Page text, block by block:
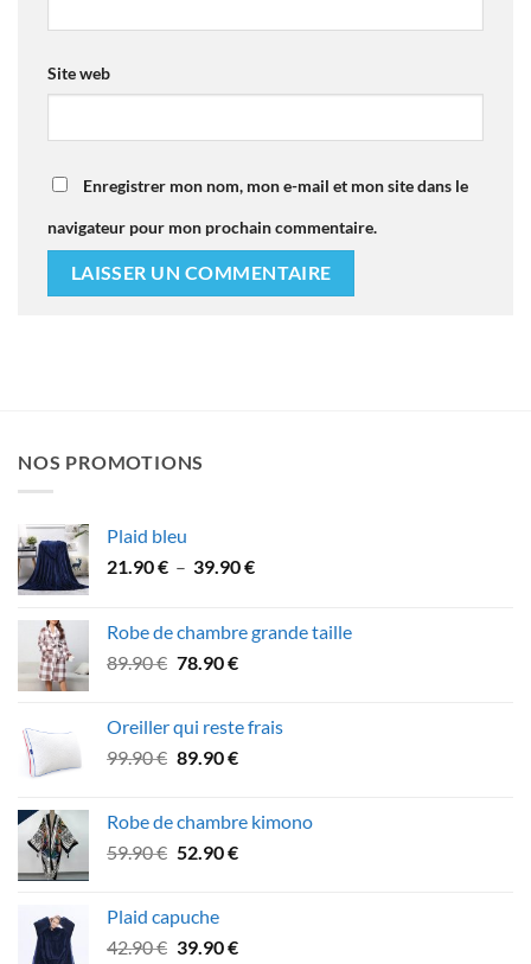
Site web
Enregistrer mon nom, mon e-mail et mon site dans le
navigateur pour mon prochain commentaire.
NOS PROMOTIONS
Plaid bleu
21.90€ – 39.90€Plage
21.90 €
Robe de chambre grande taille
89.90€ Le
était :
89.90 €.
78.90€Le
est :
78.90 €.
Oreiller qui reste frais
99.90€ Le
était :
99.90 €.
89.90€Le
est :
89.90 €.
Robe de chambre kimono
59.90€ Le
était :
59.90 €.
52.90€Le
52.90 €.
Plaid capuche
42.90€ Le
39.90€Le